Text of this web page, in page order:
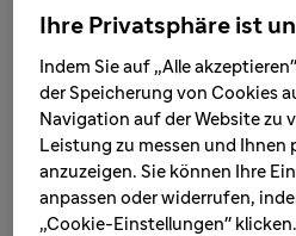
Viele moderne
entstehen mithilfe
Philipp Höß sorgt bei
mikrobiellen Zellstämme
zuverlässig wie möglich
Molekularbiologe arbeitet
Produktionsplattform –
Ihre Privatsphäre ist
Indem Sie auf „Alle
der Speicherung von Cookies
Navigation auf der Website zu
Leistung zu messen und Ihnen
anzuzeigen. Sie können Ihre
anpassen oder widerrufen,
„Cookie-Einstellungen"